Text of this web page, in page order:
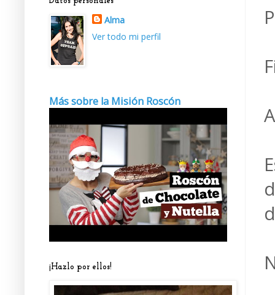
Alma
Ver todo mi perfil
Más sobre la Misión Roscón
¡Hazlo por ellos!